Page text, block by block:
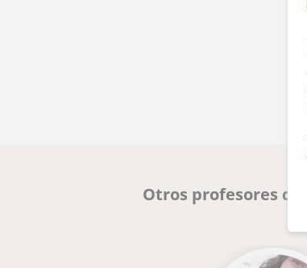
Otros profesores de